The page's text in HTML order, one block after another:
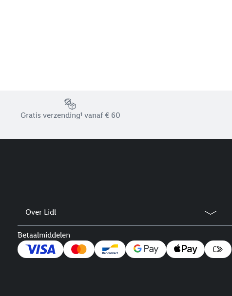
Footerelement met de verschillende USPs van Lidl.be
Gratis verzending¹ vanaf € 60
Over Lidl
Betaalmiddelen